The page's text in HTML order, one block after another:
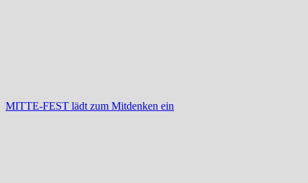
MITTE-FEST lädt zum Mitdenken ein